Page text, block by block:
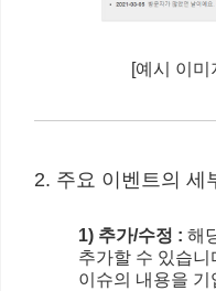
[예시 이미
2. 주요 이벤트의 세
1) 추가/수정 : 해
추가할 수 있습
이슈의 내용을 기